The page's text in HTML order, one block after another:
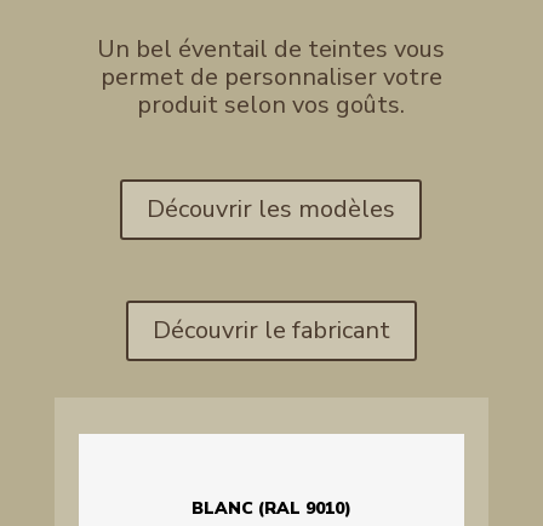
Un bel éventail de teintes vous
permet de personnaliser votre
produit selon vos goûts.
Découvrir les modèles
Découvrir le fabricant
BLANC (RAL 9010)